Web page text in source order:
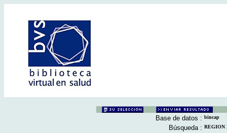
Base de datos : bincap
Búsqueda : REGION